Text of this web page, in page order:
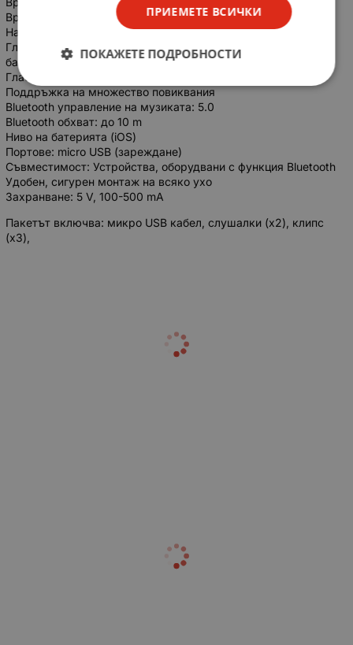
Време за зареждане: приблизително 2 часа
Намаляване на фоновия шум и HD Voice
Гласови и аудио съобщения (относно състоянието на
батерията, идентификацията на обаждащия се)
Гласово набиране.
Поддръжка на множество повиквания
Bluetooth управление на музиката: 5.0
Bluetooth обхват: до 10 m
Ниво на батерията (iOS)
Портове: micro USB (зареждане)
Съвместимост: Устройства, оборудвани с функция Bluetooth
Удобен, сигурен монтаж на всяко ухо
Захранване: 5 V, 100-500 mA
Пакетът включва: микро USB кабел, слушалки (x2), клипс
(x3),
ПРИЕМЕТЕ ВСИЧКИ
ПОКАЖЕТЕ ПОДРОБНОСТИ